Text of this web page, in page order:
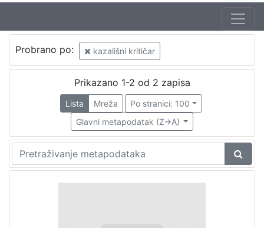
Probrano po: kazališni kritičar
Prikazano 1-2 od 2 zapisa
Lista Mreža
Po stranici: 100
Glavni metapodatak (Z->A)